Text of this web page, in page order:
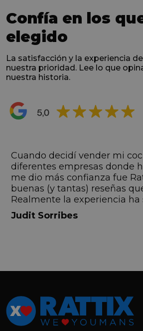
Confía en los
elegido
La satisfacción y la experiencia
nuestra prioridad. Lee lo que
nuestra historia.
Cuando decidí vender mi
diferentes empresas donde
me dio más confianza fue
buenas (y tantas) reseñas
Realmente la experiencia
buena, Carolina ha sido
y profesional. Finalmente mi
Judit Sorribes